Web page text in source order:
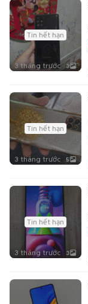
Tin hết hạn
3 tháng trước 3
Tin hết hạn
3 tháng trước 5
Tin hết hạn
3 tháng trước 3